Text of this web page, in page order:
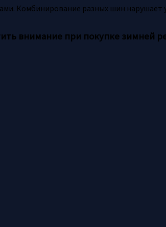
Комбинирование разных шин нарушает
внимание при покупке зимней